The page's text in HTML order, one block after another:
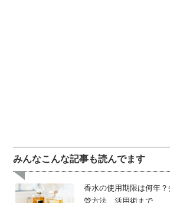
みんなこんな記事も読んでます
香水の使用期限は何年
管方法、活用術まで